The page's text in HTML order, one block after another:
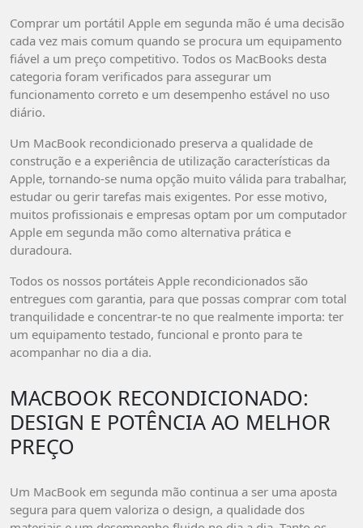
Comprar um portátil Apple em segunda mão é uma decisão
cada vez mais comum quando se procura um equipamento
fiável a um preço competitivo. Todos os MacBooks desta
categoria foram verificados para assegurar um
funcionamento correto e um desempenho estável no uso
diário.
Um MacBook recondicionado preserva a qualidade de
construção e a experiência de utilização características da
Apple, tornando-se numa opção muito válida para trabalhar,
estudar ou gerir tarefas mais exigentes. Por esse motivo,
muitos profissionais e empresas optam por um computador
Apple em segunda mão como alternativa prática e
duradoura.
Todos os nossos portáteis Apple recondicionados são
entregues com garantia, para que possas comprar com total
tranquilidade e concentrar-te no que realmente importa: ter
um equipamento testado, funcional e pronto para te
acompanhar no dia a dia.
MACBOOK RECONDICIONADO:
DESIGN E POTÊNCIA AO MELHOR
PREÇO
Um MacBook em segunda mão continua a ser uma aposta
segura para quem valoriza o design, a qualidade dos